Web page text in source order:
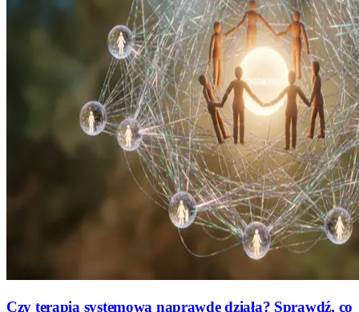
Czy terapia systemowa naprawdę działa? Sprawdź, co